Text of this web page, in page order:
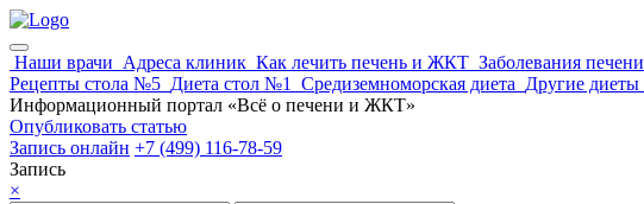
Наши врачи Адреса клиник Как лечить печень и ЖКТ Заболевания печени
Рецепты стола №5 Диета стол №1 Средиземноморская диета Другие диеты
Информационный портал «Всё о печени и ЖКТ»
Опубликовать статью
Запись онлайн +7 (499) 116-78-59
Запись
×